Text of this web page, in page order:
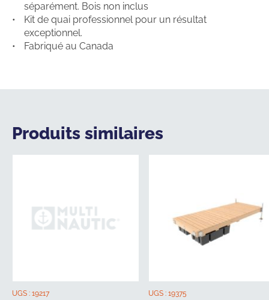
séparément. Bois non inclus
Kit de quai professionnel pour un résultat
exceptionnel.
Fabriqué au Canada
Produits similaires
UGS : 19217 UGS : 19375